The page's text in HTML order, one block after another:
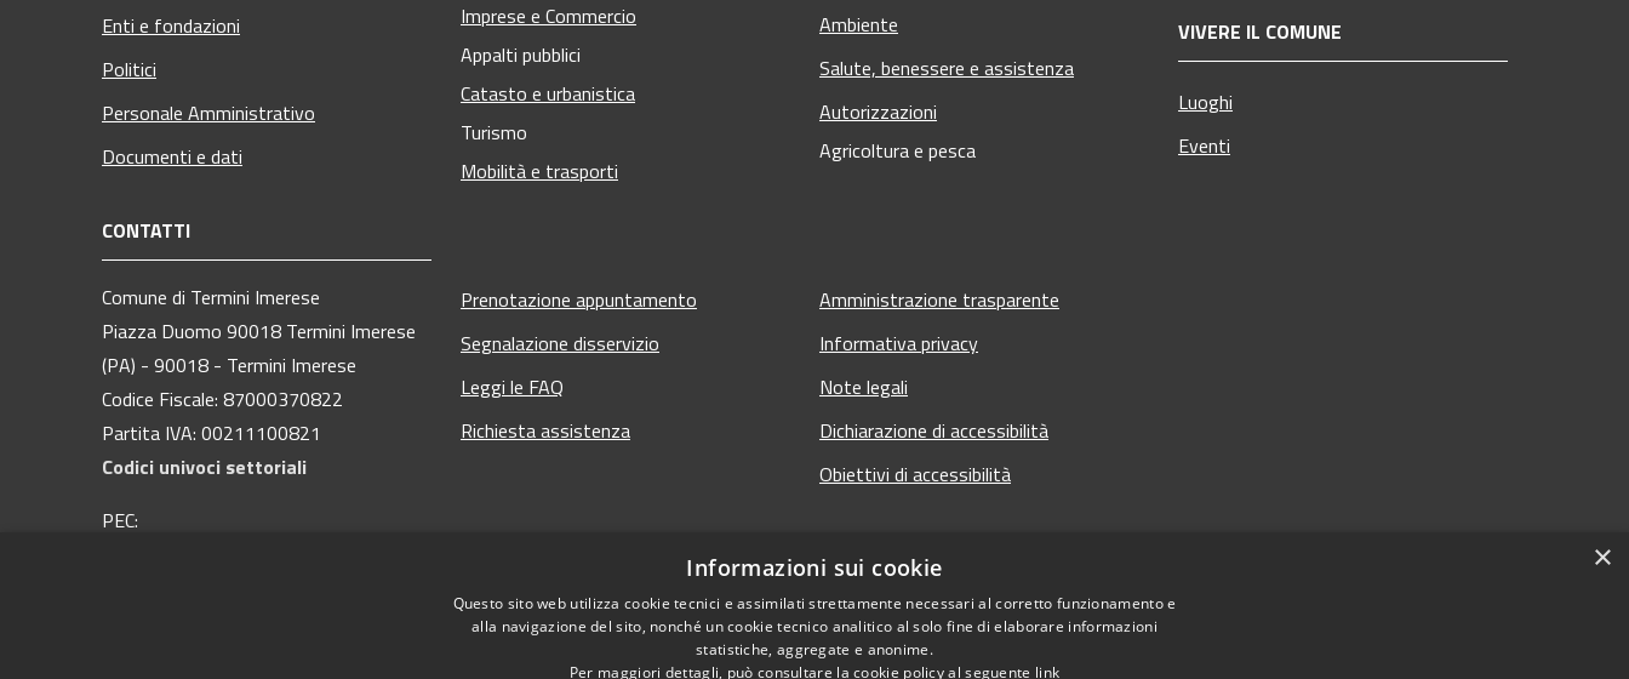
Enti e fondazioni
Politici
Personale Amministrativo
Documenti e dati
Imprese e Commercio
Appalti pubblici
Catasto e urbanistica
Turismo
Mobilità e trasporti
Ambiente
Salute, benessere e assistenza
Autorizzazioni
Agricoltura e pesca
VIVERE IL COMUNE
Luoghi
Eventi
CONTATTI
Comune di Termini Imerese
Piazza Duomo 90018 Termini Imerese
(PA) - 90018 - Termini Imerese
Codice Fiscale: 87000370822
Partita IVA: 00211100821
Codici univoci settoriali
PEC:
Prenotazione appuntamento
Segnalazione disservizio
Leggi le FAQ
Richiesta assistenza
Amministrazione trasparente
Informativa privacy
Note legali
Dichiarazione di accessibilità
Obiettivi di accessibilità
×
Informazioni sui cookie
Questo sito web utilizza cookie tecnici e assimilati strettamente necessari al corretto funzionamento e
alla navigazione del sito, nonché un cookie tecnico analitico al solo fine di elaborare informazioni
statistiche, aggregate e anonime.
Per maggiori dettagli, può consultare la cookie policy al seguente link